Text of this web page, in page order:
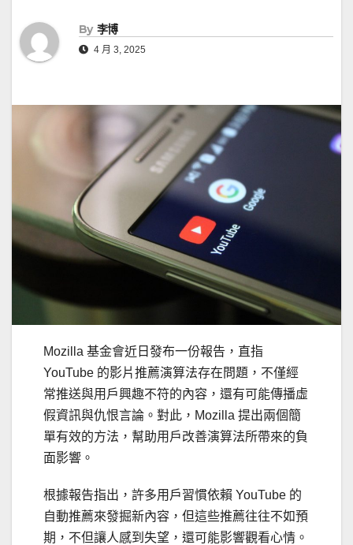
By 李博
4 月 3, 2025
Mozilla 基金會近日發布一份報告，直指
YouTube 的影片推薦演算法存在問題，不僅經
常推送與用戶興趣不符的內容，還有可能傳播虛
假資訊與仇恨言論。對此，Mozilla 提出兩個簡
單有效的方法，幫助用戶改善演算法所帶來的負
面影響。
根據報告指出，許多用戶習慣依賴 YouTube 的
自動推薦來發掘新內容，但這些推薦往往不如預
期，不但讓人感到失望，還可能影響觀看心情。